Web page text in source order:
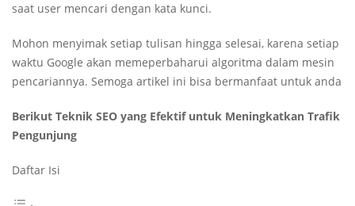
saat user mencari dengan kata kunci.
Mohon menyimak setiap tulisan hingga selesai, karena setiap
waktu Google akan memeperbaharui algoritma dalam mesin
pencariannya. Semoga artikel ini bisa bermanfaat untuk anda
Berikut Teknik SEO yang Efektif untuk Meningkatkan Trafik
Pengunjung
Daftar Isi